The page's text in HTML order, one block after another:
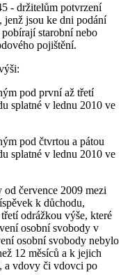
- držitelům potvrzení
jenž jsou ke dni podání
starobní nebo
pojištění.
pod první až třetí
splatné v lednu 2010 ve
pod čtvrtou a pátou
splatné v lednu 2010 ve
července 2009 mezi
k důchodu,
odrážkou výše, které
osobní svobody v
osobní svobody nebylo
12 měsíců a k jejich
a vdovy či vdovci po